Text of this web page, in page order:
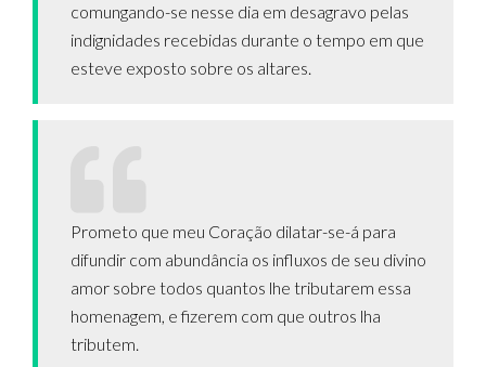
comungando-se nesse dia em desagravo pelas
indignidades recebidas durante o tempo em que
esteve exposto sobre os altares.
Prometo que meu Coração dilatar-se-á para
difundir com abundância os influxos de seu divino
amor sobre todos quantos lhe tributarem essa
homenagem, e fizerem com que outros lha
tributem.